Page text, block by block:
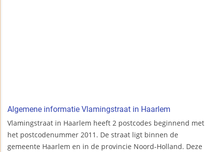
Algemene informatie Vlamingstraat in Haarlem
Vlamingstraat in Haarlem heeft 2 postcodes beginnend met
het postcodenummer 2011. De straat ligt binnen de
gemeente Haarlem en in de provincie Noord-Holland. Deze